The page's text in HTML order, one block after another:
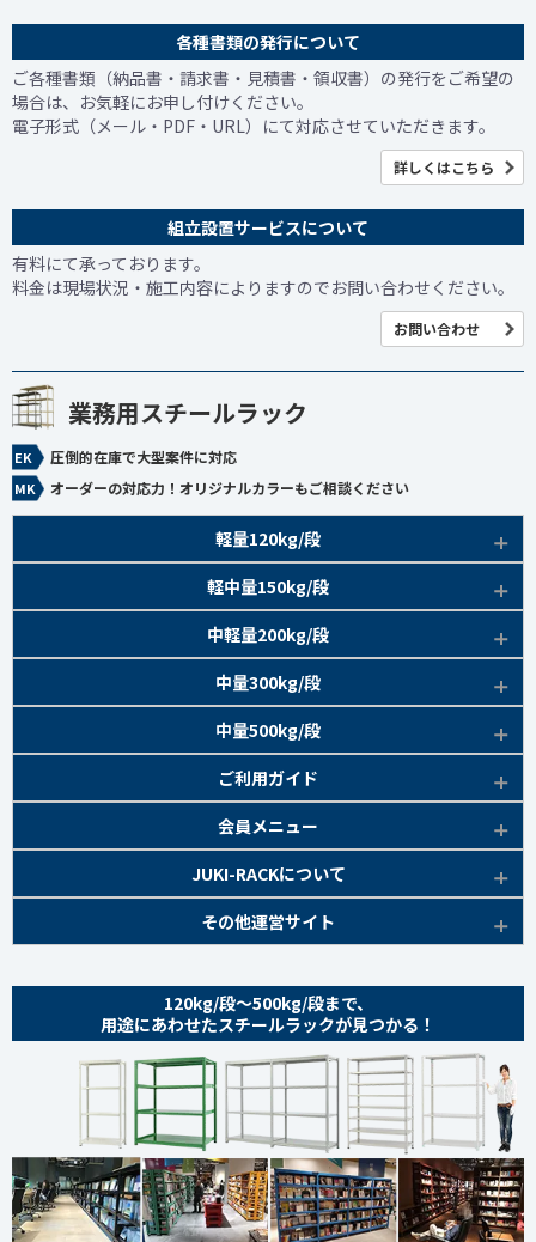
各種書類の発行について
ご各種書類（納品書・請求書・見積書・領収書）の発行をご希望の
場合は、お気軽にお申し付けください。
電子形式（メール・PDF・URL）にて対応させていただきます。
詳しくはこちら
組立設置サービスについて
有料にて承っております。
料金は現場状況・施工内容によりますのでお問い合わせください。
お問い合わせ
業務用スチールラック
圧倒的在庫で大型案件に対応
オーダーの対応力！オリジナルカラーもご相談ください
軽量120kg/段
アイボリー、グレー
EK120kg/段アングルボルト 特長
EK120kg/段アングルセミボルト 特長
新セミボルト 特長
組み立て方
オプション部材
追加棚板セット
スチールパネル
スチールパネル 組み立て方
耐震用金具・その他
アングルキャスター
アングルキャスター 取り付け方
軽中量150kg/段
軽中量150kg/段 商品一覧
部材仕様図
金網 ※準備中
スチールパネル ※準備中
耐震用金具・その他
coming soon
オプション部材
coming soon
中軽量200kg/段
EK200kg/段 商品一覧
部材仕様図
スチールパネル
耐震用金具・その他
ベースキャスター
商品本体/ライトアイボリー
MK200kg/段 特長
中量300kg/段
アイボリー・グリーン
EK300kg/段 商品一覧
部材仕様図
金網
スチールパネル
耐震用金具・その他
ベースキャスター
商品本体/ライトアイボリー
中量500kg/段
アイボリー・グリーン
EK500kg/段 商品一覧
部材仕様図
オプション部材
追加棚板セット
スチールパネル
耐震用金具・その他
ベースキャスター
ご利用ガイド
検索システムの使い方
ご利用ガイド
各種書類発行
会員メニュー
お気に入り一覧
マイページ
JUKI-RACKについて
サイトマップ
お問い合わせ
プライバシーポリシー
特定商取引法に基づく表記
その他運営サイト
120kg/段～500kg/段まで、
用途にあわせたスチールラックが見つかる！